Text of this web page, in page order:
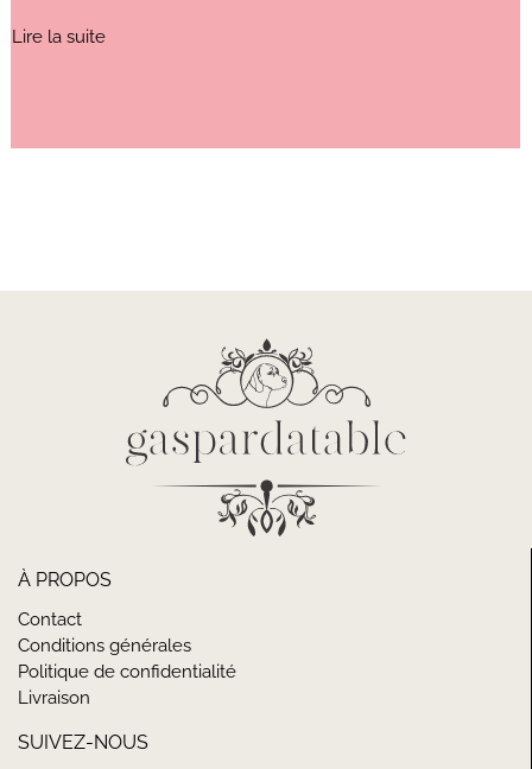
Lire la suite
À PROPOS
Contact
Conditions générales
Politique de confidentialité
Livraison
SUIVEZ-NOUS